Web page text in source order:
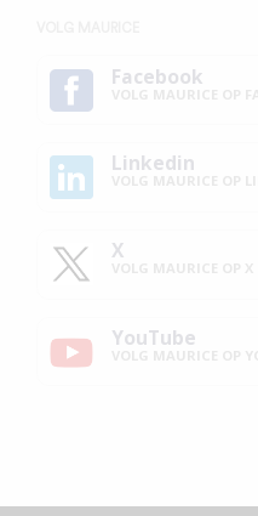
Facebook
Linkedin
X
YouTube